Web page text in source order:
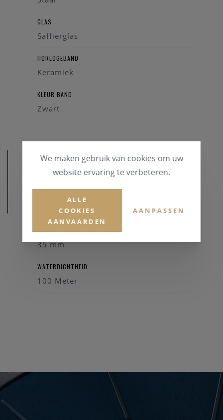
GLAS
Saffierglas
HORLOGEBAND
Keramiek
KLEUR BAND
Zwart
AFMETINGEN
KASTDIAMETER
35 mm
WATERDICHTHEID
100 Meter
We maken gebruik van cookies om uw
website ervaring te verbeteren.
ALLE
COOKIES
AANVAARDEN
AANPASSEN